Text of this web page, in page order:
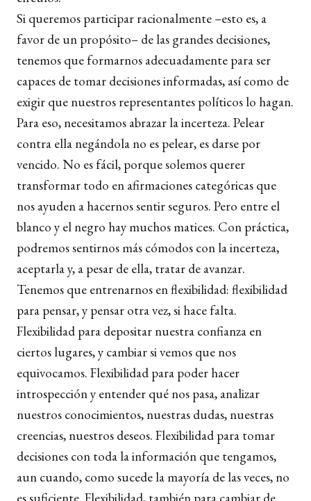
Si queremos participar racionalmente –esto es, a
favor de un propósito– de las grandes decisiones,
tenemos que formarnos adecuadamente para ser
capaces de tomar decisiones informadas, así como de
exigir que nuestros representantes políticos lo hagan.
Para eso, necesitamos abrazar la incerteza. Pelear
contra ella negándola no es pelear, es darse por
vencido. No es fácil, porque solemos querer
transformar todo en afirmaciones categóricas que
nos ayuden a hacernos sentir seguros. Pero entre el
blanco y el negro hay muchos matices. Con práctica,
podremos sentirnos más cómodos con la incerteza,
aceptarla y, a pesar de ella, tratar de avanzar.
Tenemos que entrenarnos en flexibilidad: flexibilidad
para pensar, y pensar otra vez, si hace falta.
Flexibilidad para depositar nuestra confianza en
ciertos lugares, y cambiar si vemos que nos
equivocamos. Flexibilidad para poder hacer
introspección y entender qué nos pasa, analizar
nuestros conocimientos, nuestras dudas, nuestras
creencias, nuestros deseos. Flexibilidad para tomar
decisiones con toda la información que tengamos,
aun cuando, como sucede la mayoría de las veces, no